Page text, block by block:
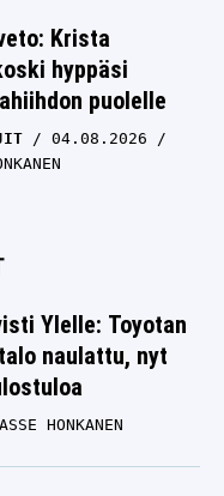
Krista
hyppäsi
puolelle
04.08.2026
Ylelle: Toyotan
naulattu, nyt
HONKANEN